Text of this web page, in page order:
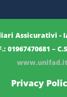
Assicurativi -
01967470681 –
www.unifad.it
Privacy